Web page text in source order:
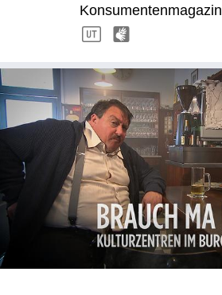
Konsumentenmagazin